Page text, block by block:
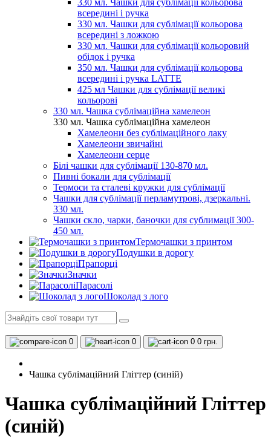
330 мл. Чашки для сублімації кольорова
всередині і ручка
330 мл. Чашки для сублімації кольорова
всередині з ложкою
330 мл. Чашки для сублімації кольоровий
обідок і ручка
350 мл. Чашки для сублімації кольорова
всередині і ручка LATTE
425 мл Чашки для сублімації великі
кольорові
330 мл. Чашка сублімаційна хамелеон
330 мл. Чашка сублімаційна хамелеон
Хамелеони без сублімаційного лаку
Хамелеони звичайні
Хамелеони серце
Білі чашки для сублімації 130-870 мл.
Пивні бокали для сублімації
Термоси та сталеві кружки для сублімації
Чашки для сублімації перламутрові, дзеркальні.
330 мл.
Чашки скло, чарки, баночки для сублимації 300-
450 мл.
Термочашки з принтом
Подушки в дорогу
Прапорці
Значки
Парасолі
Шоколад з лого
0 0 0 0 грн.
Чашка сублімаційний Гліттер (синій)
Чашка сублімаційний Гліттер
(синій)